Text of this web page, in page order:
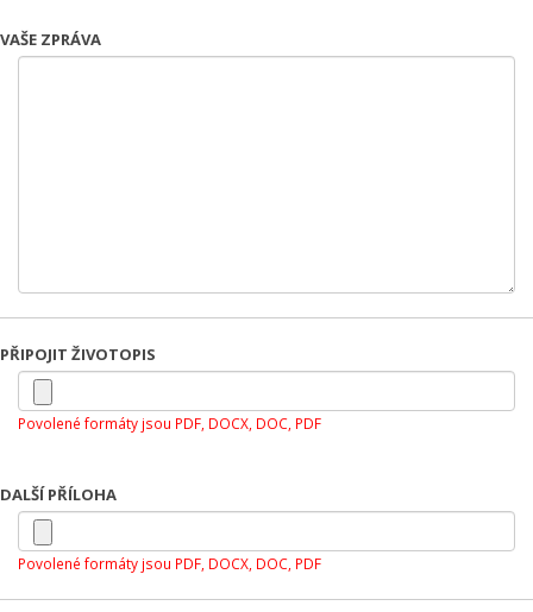
VAŠE ZPRÁVA
PŘIPOJIT ŽIVOTOPIS
Povolené formáty jsou PDF, DOCX, DOC, PDF
DALŠÍ PŘÍLOHA
Povolené formáty jsou PDF, DOCX, DOC, PDF